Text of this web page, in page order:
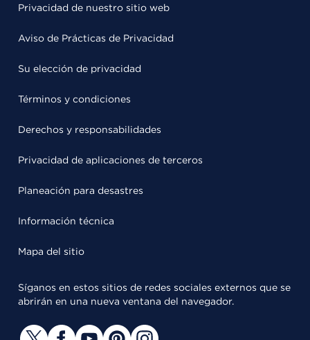
Privacidad de nuestro sitio web
Aviso de Prácticas de Privacidad
Su elección de privacidad
Términos y condiciones
Derechos y responsabilidades
Privacidad de aplicaciones de terceros
Planeación para desastres
Información técnica
Mapa del sitio
Síganos en estos sitios de redes sociales externos que se
abrirán en una nueva ventana del navegador.